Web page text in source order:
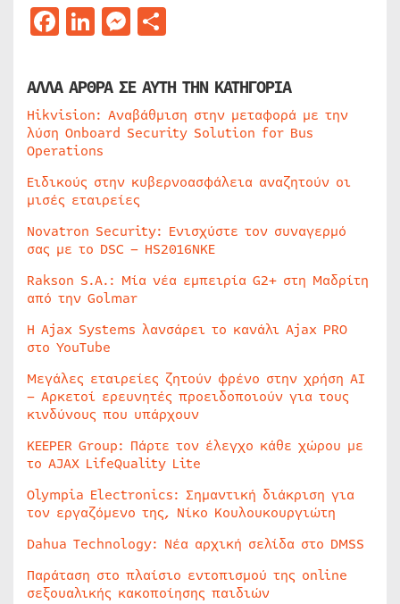
Facebook
LinkedIn
Messenger
ΑΛΛΑ ΑΡΘΡΑ ΣΕ ΑΥΤΗ ΤΗΝ ΚΑΤΗΓΟΡΙΑ
Hikvision: Αναβάθμιση στην μεταφορά με την
λύση Onboard Security Solution for Bus
Operations
Ειδικούς στην κυβερνοασφάλεια αναζητούν οι
μισές εταιρείες
Novatron Security: Ενισχύστε τον συναγερμό
σας με το DSC – HS2016NKE
Rakson S.A.: Μία νέα εμπειρία G2+ στη Μαδρίτη
από την Golmar
Η Ajax Systems λανσάρει το κανάλι Ajax PRO
στο YouTube
Μεγάλες εταιρείες ζητούν φρένο στην χρήση AI
– Αρκετοί ερευνητές προειδοποιούν για τους
κινδύνους που υπάρχουν
KEEPER Group: Πάρτε τον έλεγχο κάθε χώρου με
το AJAX LifeQuality Lite
Olympia Electronics: Σημαντική διάκριση για
τον εργαζόμενο της, Νίκο Κουλουκουργιώτη
Dahua Technology: Νέα αρχική σελίδα στο DMSS
Παράταση στο πλαίσιο εντοπισμού της online
σεξουαλικής κακοποίησης παιδιών